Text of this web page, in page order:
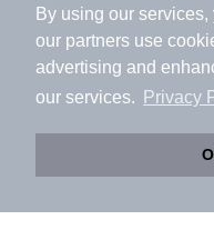
By using our
our partners use
advertising and
our services.
Privacy
アプリに切り替え
会員登録なしですぐ